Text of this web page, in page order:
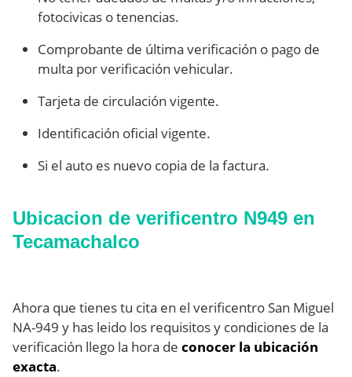
fotocivicas o tenencias.
Comprobante de última verificación o pago de
multa por verificación vehicular.
Tarjeta de circulación vigente.
Identificación oficial vigente.
Si el auto es nuevo copia de la factura.
Ubicacion de verificentro N949 en
Tecamachalco
Ahora que tienes tu cita en el verificentro San Miguel
NA-949 y has leido los requisitos y condiciones de la
verificación llego la hora de conocer la ubicación
exacta.